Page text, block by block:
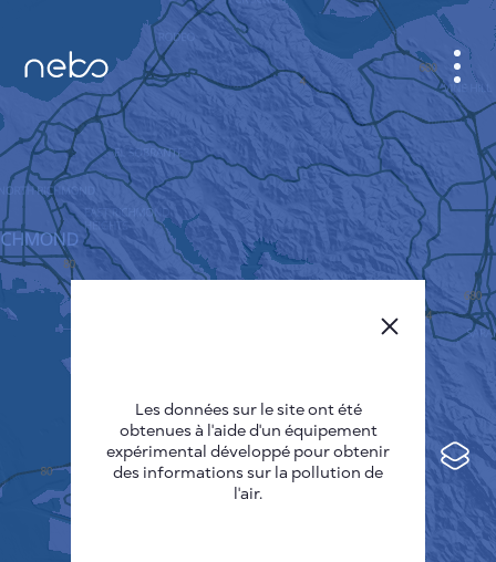
Capteurs
Carte de la pollution
CABINET
CARTES DES VILLES
SENSOR NEBO
A PROPOS DE NOUS
Deutsch
Español
Français
Les données sur le site ont été
obtenues à l'aide d'un équipement
expérimental développé pour obtenir
des informations sur la pollution de
l'air.